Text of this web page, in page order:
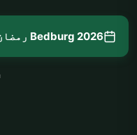
Bedburg 2026 رمضان کیلنڈر